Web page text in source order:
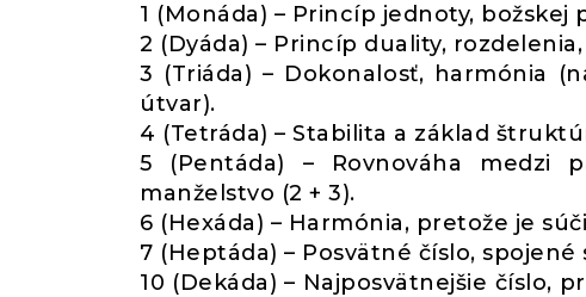
1 (Monáda) – Princíp jednoty, božskej
2 (Dyáda) – Princíp duality,
3 (Triáda) – Dokonalosť, harmónia
útvar).
4 (Tetráda) – Stabilita a základ
5 (Pentáda) – Rovnováha medzi
manželstvo (2 + 3).
6 (Hexáda) – Harmónia, pretože je
7 (Heptáda) – Posvätné číslo,
10 (Dekáda) – Najposvätnejšie číslo,